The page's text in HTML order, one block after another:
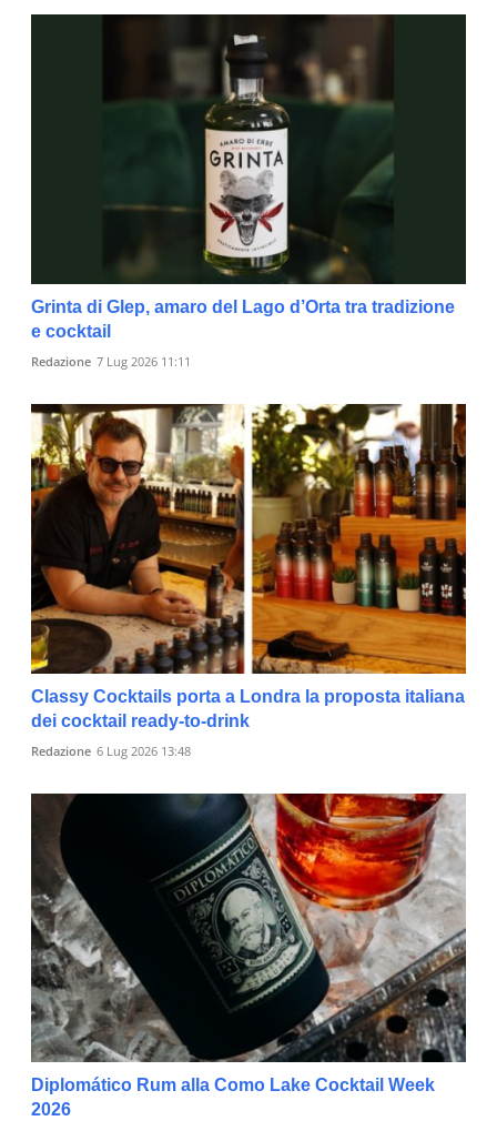
Grinta di Glep, amaro del Lago d’Orta tra tradizione
e cocktail
Redazione 7 Lug 2026 11:11
Classy Cocktails porta a Londra la proposta italiana
dei cocktail ready-to-drink
Redazione 6 Lug 2026 13:48
Diplomático Rum alla Como Lake Cocktail Week
2026